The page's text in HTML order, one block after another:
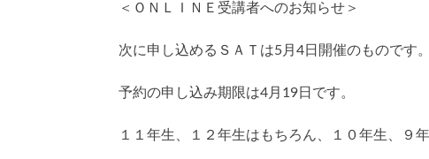
＜ＯＮＬＩＮＥ受講者へのお知らせ＞
次に申し込めるＳＡＴは5月4日開催のものです。
予約の申し込み期限は4月19日です。
１１年生、１２年生はもちろん、１０年生、９